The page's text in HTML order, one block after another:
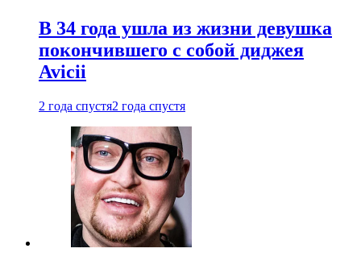
В 34 года ушла из жизни девушка
покончившего с собой диджея
Avicii
2 года спустя2 года спустя